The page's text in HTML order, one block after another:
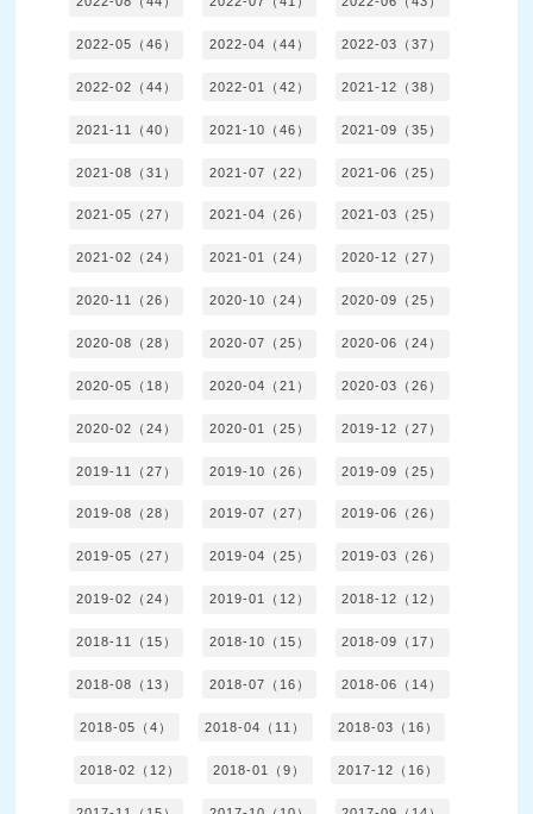
2022-05（46） 2022-04（44） 2022-03（37）
2022-02（44） 2022-01（42） 2021-12（38）
2021-11（40） 2021-10（46） 2021-09（35）
2021-08（31） 2021-07（22） 2021-06（25）
2021-05（27） 2021-04（26） 2021-03（25）
2021-02（24） 2021-01（24） 2020-12（27）
2020-11（26） 2020-10（24） 2020-09（25）
2020-08（28） 2020-07（25） 2020-06（24）
2020-05（18） 2020-04（21） 2020-03（26）
2020-02（24） 2020-01（25） 2019-12（27）
2019-11（27） 2019-10（26） 2019-09（25）
2019-08（28） 2019-07（27） 2019-06（26）
2019-05（27） 2019-04（25） 2019-03（26）
2019-02（24） 2019-01（12） 2018-12（12）
2018-11（15） 2018-10（15） 2018-09（17）
2018-08（13） 2018-07（16） 2018-06（14）
2018-05（4） 2018-04（11） 2018-03（16）
2018-02（12） 2018-01（9） 2017-12（16）